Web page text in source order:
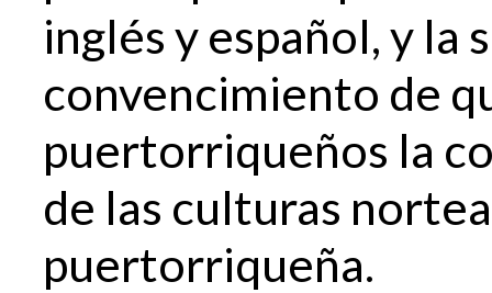
inglés y español, y la
convencimiento de
puertorriqueños la
de las culturas
puertorriqueña.